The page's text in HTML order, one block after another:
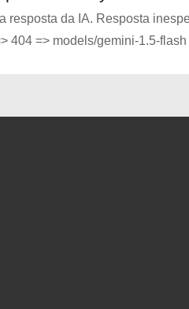
resposta da IA. Resposta
404 => models/gemini-1.5-